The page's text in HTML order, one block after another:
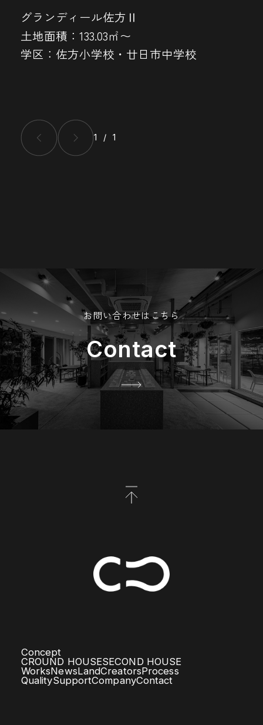
グランディール佐方Ⅱ
土地面積： 133.03㎡〜
学区： 佐方小学校・廿日市中学校
1 / 1
お問い合わせはこちら
Contact
Concept
CROUND HOUSESECOND HOUSE
WorksNewsLandCreators
Contact
Process
QualitySupportCompany